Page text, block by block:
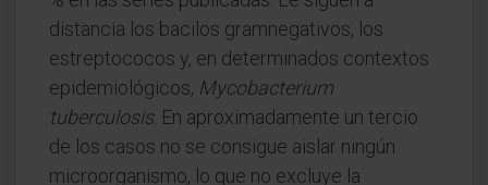
distancia los bacilos gramnegativos, los
estreptococos y, en determinados contextos
epidemiológicos, Mycobacterium
tuberculosis. En aproximadamente un tercio
de los casos no se consigue aislar ningún
microorganismo, lo que no excluye la